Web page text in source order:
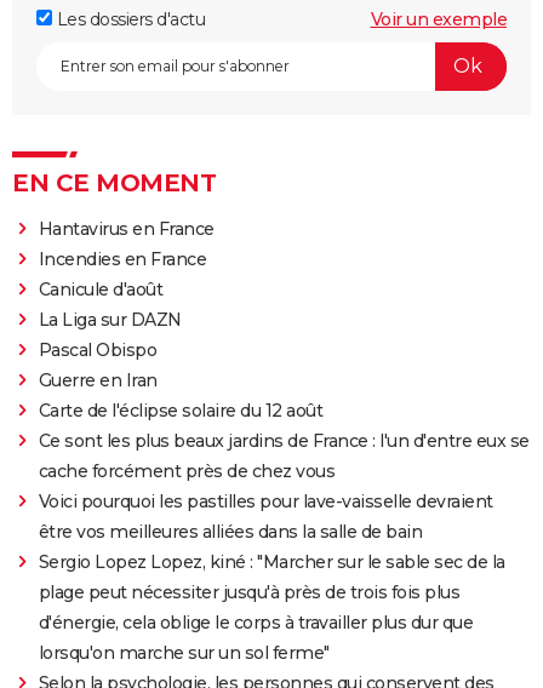
Les dossiers d'actu
Voir un exemple
EN CE MOMENT
Hantavirus en France
Incendies en France
Canicule d'août
La Liga sur DAZN
Pascal Obispo
Guerre en Iran
Carte de l'éclipse solaire du 12 août
Ce sont les plus beaux jardins de France : l'un d'entre eux se
cache forcément près de chez vous
Voici pourquoi les pastilles pour lave-vaisselle devraient
être vos meilleures alliées dans la salle de bain
Sergio Lopez Lopez, kiné : "Marcher sur le sable sec de la
plage peut nécessiter jusqu'à près de trois fois plus
d'énergie, cela oblige le corps à travailler plus dur que
lorsqu'on marche sur un sol ferme"
Selon la psychologie, les personnes qui conservent des